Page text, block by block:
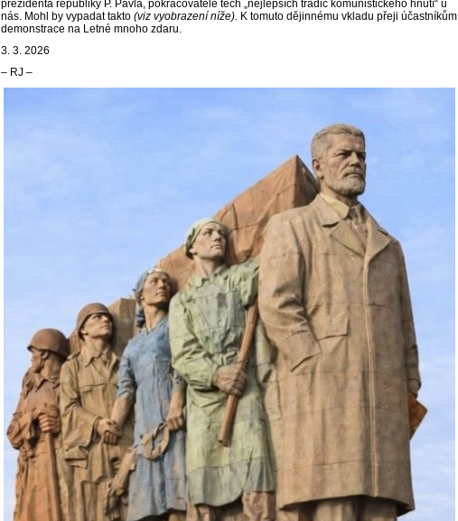
prezidenta republiky P. Pavla, pokračovatele těch „nejlepších tradic komunistického hnutí“ u
nás. Mohl by vypadat takto (viz vyobrazení níže). K tomuto dějinnému vkladu přeji účastníkům
demonstrace na Letné mnoho zdaru.
3. 3. 2026
‒ RJ ‒